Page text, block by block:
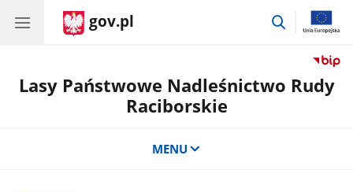
gov.pl
przejdź
Lasy Państwowe Nadleśnictwo Rudy
Raciborskie
MENU